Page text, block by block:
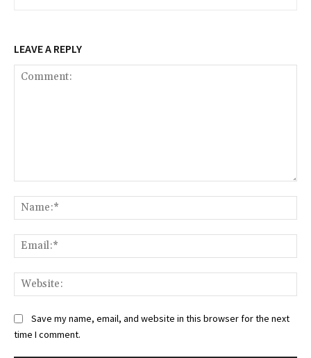
LEAVE A REPLY
Save my name, email, and website in this browser for the next
time I comment.